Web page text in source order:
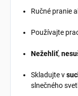
Ručné pranie
Používajte
Nežehliť,
Skladujte v
slnečného